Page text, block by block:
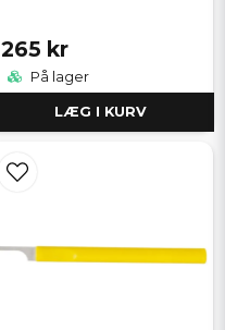
265 kr
På lager
LÆG I KURV